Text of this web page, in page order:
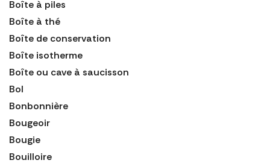
Boîte à piles
Boîte à thé
Boîte de conservation
Boîte isotherme
Boîte ou cave à saucisson
Bol
Bonbonnière
Bougeoir
Bougie
Bouilloire